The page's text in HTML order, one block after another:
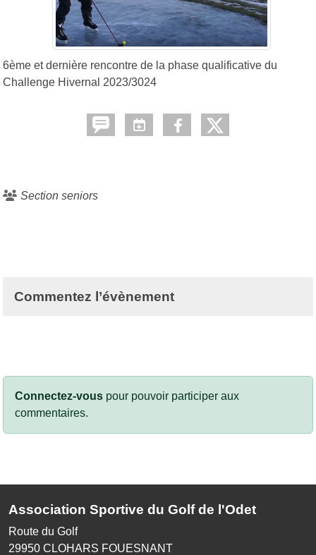
6ème et dernière rencontre de la phase qualificative du
Challenge Hivernal 2023/3024
Section seniors
Commentez l’évènement
Connectez-vous pour pouvoir participer aux
commentaires.
Association Sportive du Golf de l'Odet
Route du Golf
29950 CLOHARS FOUESNANT